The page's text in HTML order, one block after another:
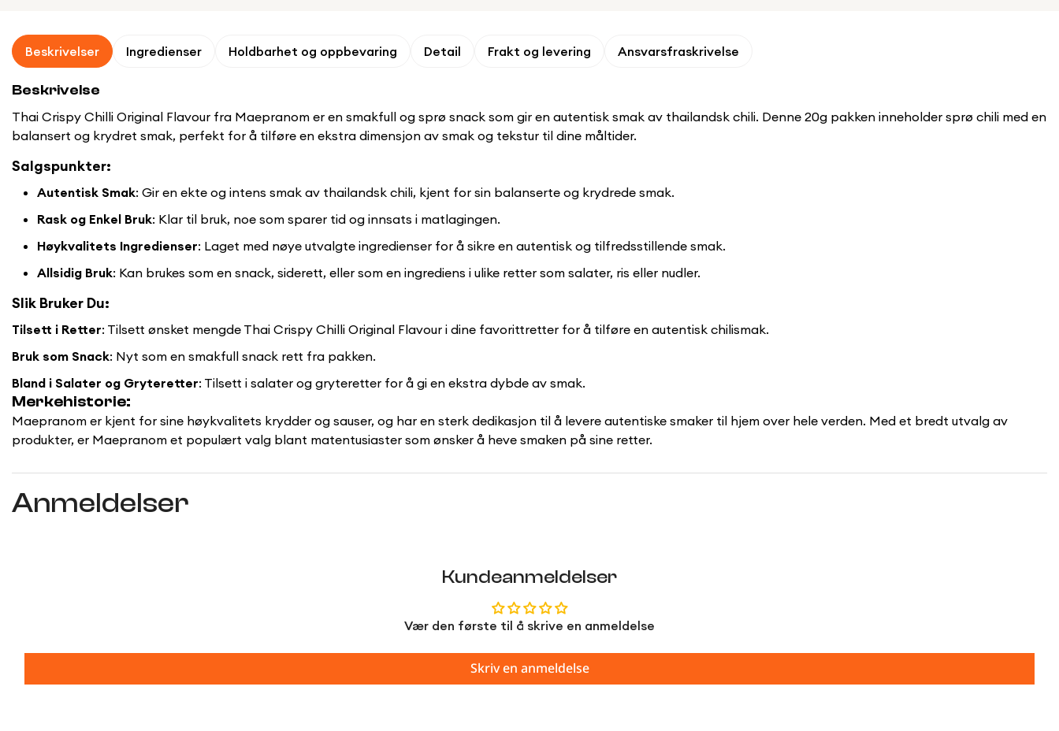
Beskrivelser Ingredienser Holdbarhet og oppbevaring Detail Frakt og levering Ansvarsfraskrivelse
Beskrivelse
Thai Crispy Chilli Original Flavour fra Maepranom er en smakfull og sprø snack som gir en autentisk smak av thailandsk chili. Denne 20g pakken inneholder sprø chili med en
balansert og krydret smak, perfekt for å tilføre en ekstra dimensjon av smak og tekstur til dine måltider.
Salgspunkter:
Autentisk Smak: Gir en ekte og intens smak av thailandsk chili, kjent for sin balanserte og krydrede smak.
Rask og Enkel Bruk: Klar til bruk, noe som sparer tid og innsats i matlagingen.
Høykvalitets Ingredienser: Laget med nøye utvalgte ingredienser for å sikre en autentisk og tilfredsstillende smak.
Allsidig Bruk: Kan brukes som en snack, siderett, eller som en ingrediens i ulike retter som salater, ris eller nudler.
Slik Bruker Du:
Tilsett i Retter: Tilsett ønsket mengde Thai Crispy Chilli Original Flavour i dine favorittretter for å tilføre en autentisk chilismak.
Bruk som Snack: Nyt som en smakfull snack rett fra pakken.
Bland i Salater og Gryteretter: Tilsett i salater og gryteretter for å gi en ekstra dybde av smak.
Merkehistorie:
Maepranom er kjent for sine høykvalitets krydder og sauser, og har en sterk dedikasjon til å levere autentiske smaker til hjem over hele verden. Med et bredt utvalg av
produkter, er Maepranom et populært valg blant matentusiaster som ønsker å heve smaken på sine retter.
Anmeldelser
Kundeanmeldelser
Vær den første til å skrive en anmeldelse
Skriv en anmeldelse
Confirm your age